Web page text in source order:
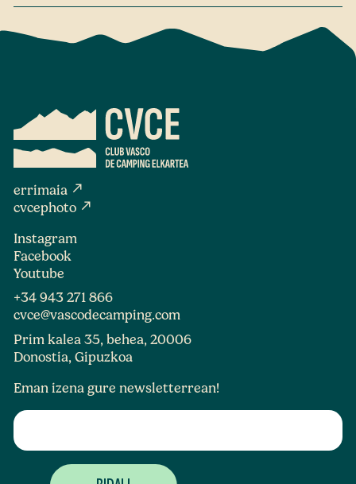
errimaia north_east
cvcephoto north_east
Instagram
Facebook
Youtube
+34 943 271 866
cvce@vascodecamping.com
Prim kalea 35, behea, 20006
Donostia, Gipuzkoa
Eman izena gure newsletterrean!